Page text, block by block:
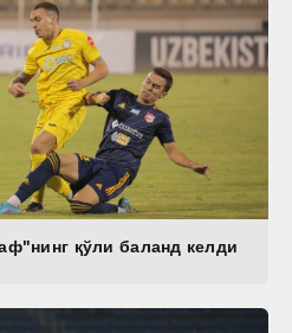
қўли баланд келди